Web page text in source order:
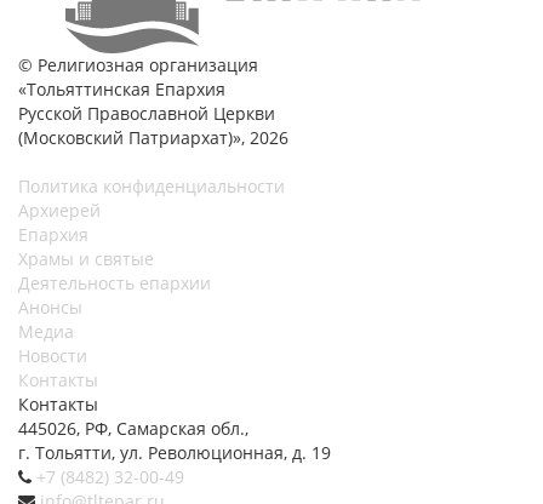
© Религиозная организация
«Тольяттинская Епархия
Русской Православной Церкви
(Московский Патриархат)», 2026
Политика конфиденциальности
Архиерей
Епархия
Храмы и святые
Деятельность епархии
Анонсы
Медиа
Новости
Контакты
Контакты
445026, РФ, Самарская обл.,
г. Тольятти, ул. Революционная, д. 19
+7 (8482) 32-00-49